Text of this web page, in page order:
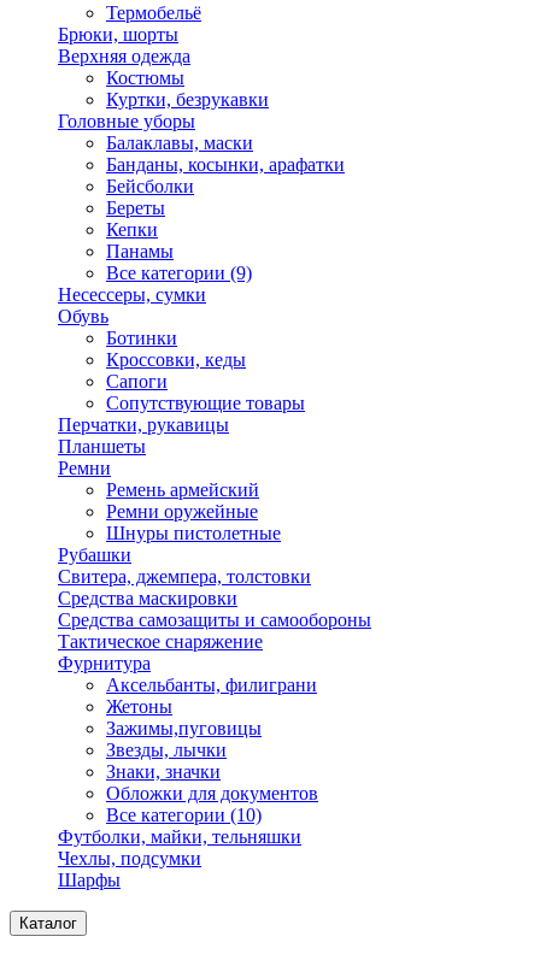
Термобельё
Брюки, шорты
Верхняя одежда
Костюмы
Куртки, безрукавки
Головные уборы
Балаклавы, маски
Банданы, косынки, арафатки
Бейсболки
Береты
Кепки
Панамы
Все категории (9)
Несессеры, сумки
Обувь
Ботинки
Кроссовки, кеды
Сапоги
Сопутствующие товары
Перчатки, рукавицы
Планшеты
Ремни
Ремень армейский
Ремни оружейные
Шнуры пистолетные
Рубашки
Свитера, джемпера, толстовки
Средства маскировки
Средства самозащиты и самообороны
Тактическое снаряжение
Фурнитура
Аксельбанты, филиграни
Жетоны
Зажимы,пуговицы
Звезды, лычки
Знаки, значки
Обложки для документов
Все категории (10)
Футболки, майки, тельняшки
Чехлы, подсумки
Шарфы
Каталог